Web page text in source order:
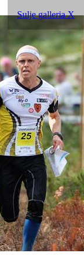
Sulje galleria X